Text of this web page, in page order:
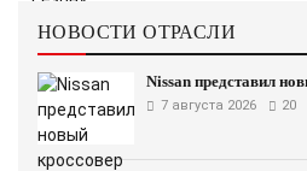
НОВОСТИ ОТРАСЛИ
Nissan представил
7 августа 2026 20